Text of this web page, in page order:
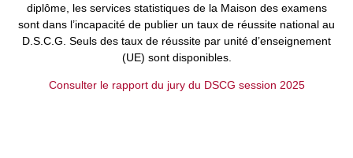
diplôme, les services statistiques de la Maison des examens
sont dans l’incapacité de publier un taux de réussite national au
D.S.C.G. Seuls des taux de réussite par unité d’enseignement
(UE) sont disponibles.
Consulter le rapport du jury du DSCG session 2025